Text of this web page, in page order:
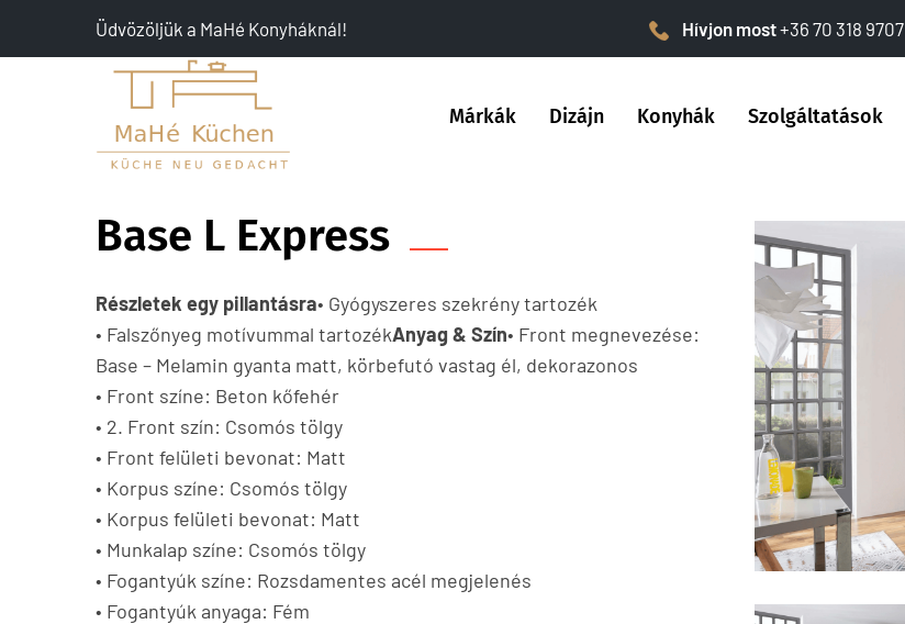
Üdvözöljük a MaHé Konyháknál! Hívjon most+36 70 318 9707
Márkák Dizájn Konyhák Szolgáltatások
Base L Express
Részletek egy pillantásra• Gyógyszeres szekrény tartozék
• Falszőnyeg motívummal tartozékAnyag & Szín• Front megnevezése:
Base – Melamin gyanta matt, körbefutó vastag él, dekorazonos
• Front színe: Beton kőfehér
• 2. Front szín: Csomós tölgy
• Front felületi bevonat: Matt
• Korpus színe: Csomós tölgy
• Korpus felületi bevonat: Matt
• Munkalap színe: Csomós tölgy
• Fogantyúk színe: Rozsdamentes acél megjelenés
• Fogantyúk anyaga: Fém